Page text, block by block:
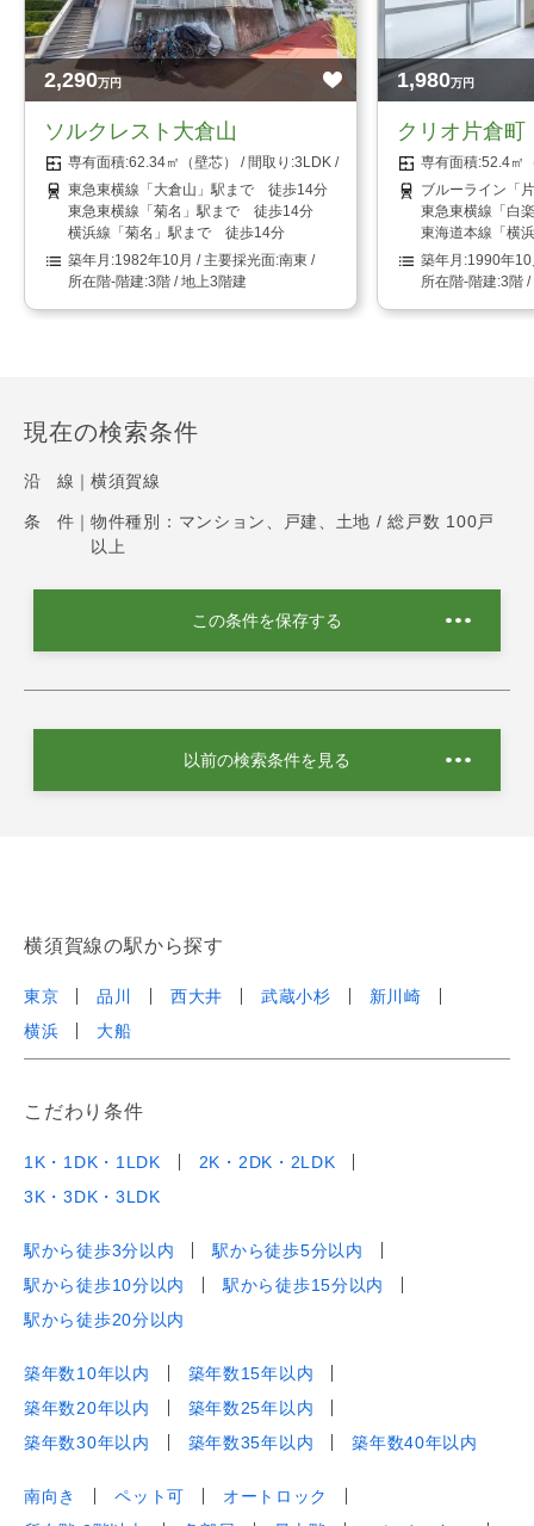
2,290万円
ソルクレスト大倉山
62.34㎡（壁芯）
3LDK
東急東横線「大倉山」駅まで 徒歩14分
東急東横線「菊名」駅まで 徒歩14分
横浜線「菊名」駅まで 徒歩14分
1982年10月
南東
3階 / 地上3階建
1,980万円
クリオ片倉
52.4㎡
ブルーライン「
東急東横線「白
東海道本線「横
1990年10
3階 /
現在の検索条件
沿 線｜ 横須賀線
条 件｜ 物件種別：マンション、戸建、土地 / 総戸数 100戸
以上
この条件を保存する
以前の検索条件を見る
横須賀線の駅から探す
東京 品川 西大井 武蔵小杉
新川崎
横浜
大船
こだわり条件
1K・1DK・1LDK
2K・2DK・2LDK
3K・3DK・3LDK
駅から徒歩3分以内
駅から徒歩5分以内
駅から徒歩10分以内
駅から徒歩15分以内
駅から徒歩20分以内
築年数10年以内
築年数15年以内
築年数20年以内
築年数25年以内
築年数30年以内
築年数35年以内 築年数40年以内
南向き ペット可
オートロック